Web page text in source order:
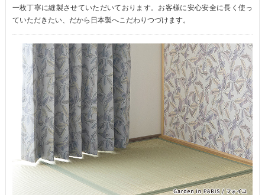
一枚丁寧に縫製させていただいております。お客様に安心安全に長く使っ
ていただきたい、だから日本製へこだわりつづけます。